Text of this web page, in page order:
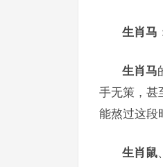
生肖马
生肖马
手无策，甚
能熬过这段
生肖鼠、